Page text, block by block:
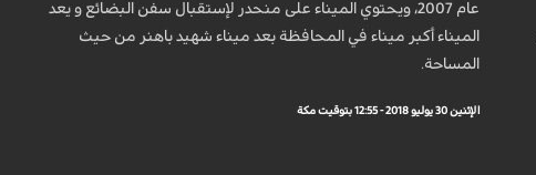
عام 2007، ويحتوي الميناء على منحدر لإستقبال سفن البضائع و يعد
الميناء أكبر ميناء في المحافظة بعد ميناء شهيد باهنر من حيث
المساحة.
الإثنين 30 يوليو 2018 - 12:55 بتوقيت مكة